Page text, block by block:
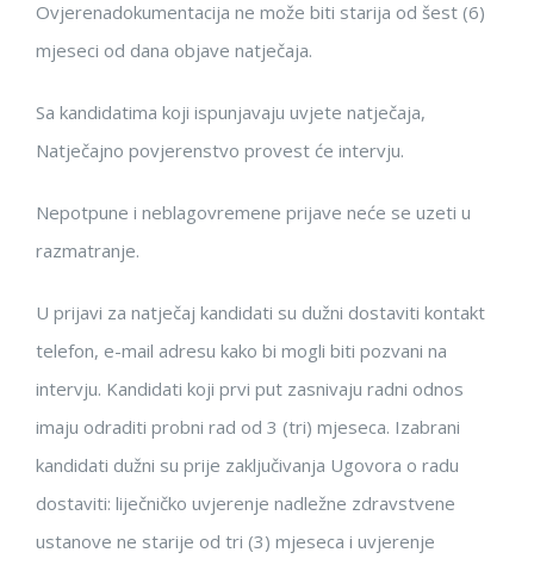
Ovjerenadokumentacija ne može biti starija od šest (6)
mjeseci od dana objave natječaja.
Sa kandidatima koji ispunjavaju uvjete natječaja,
Natječajno povjerenstvo provest će intervju.
Nepotpune i neblagovremene prijave neće se uzeti u
razmatranje.
U prijavi za natječaj kandidati su dužni dostaviti kontakt
telefon, e-mail adresu kako bi mogli biti pozvani na
intervju. Kandidati koji prvi put zasnivaju radni odnos
imaju odraditi probni rad od 3 (tri) mjeseca. Izabrani
kandidati dužni su prije zaključivanja Ugovora o radu
dostaviti: liječničko uvjerenje nadležne zdravstvene
ustanove ne starije od tri (3) mjeseca i uvjerenje